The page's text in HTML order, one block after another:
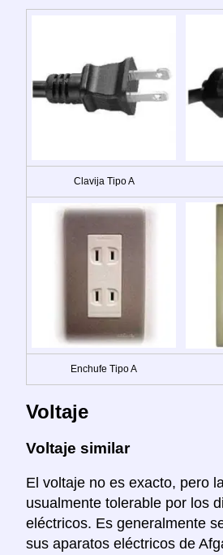
Clavija Tipo A
Enchufe Tipo A
Voltaje
Voltaje similar
El voltaje no es exacto, pero
usualmente tolerable por los
eléctricos. Es generalmente
sus aparatos eléctricos de